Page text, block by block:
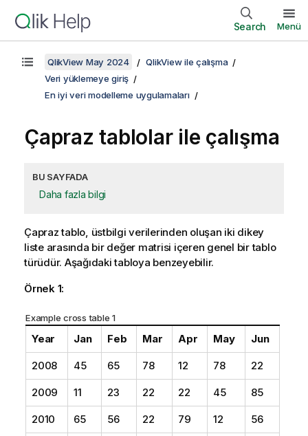
Search Menü
QlikView May 2024
QlikView ile çalışma
Veri yüklemeye giriş
En iyi veri modelleme uygulamaları
Çapraz tablolar ile çalışma
BU SAYFADA
Daha fazla bilgi
Çapraz tablo, üstbilgi verilerinden oluşan iki dikey
liste arasında bir değer matrisi içeren genel bir tablo
türüdür. Aşağıdaki tabloya benzeyebilir.
Örnek 1:
Example cross table 1
Year Jan Feb Mar Apr May Jun
2008 45 65 78 12 78 22
2009 11 23 22 22 45 85
2010 65 56 22 79 12 56